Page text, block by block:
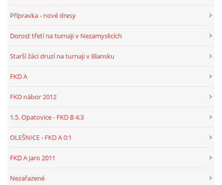
Přípravka - nové dresy
Dorost třetí na turnaji v Nezamyslicích
Starší žáci druzí na turnaji v Blansku
FKD A
FKD nábor 2012
1.5. Opatovice - FKD B 4:3
OLEŠNICE - FKD A 0:1
FKD A jaro 2011
Nezařazené